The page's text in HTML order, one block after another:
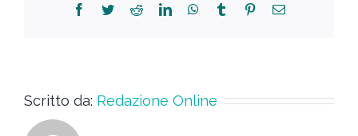
Scritto da: Redazione Online